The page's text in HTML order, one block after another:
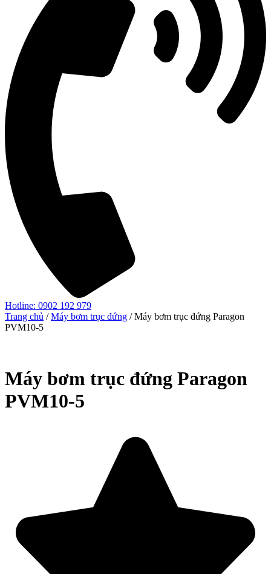
Hotline: 0902 192 979
Trang chủ /Máy bơm trục đứng / Máy bơm trục đứng Paragon
PVM10-5
Máy bơm trục đứng Paragon
PVM10-5